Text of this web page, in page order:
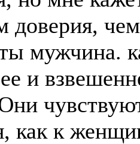
доверия,
мужчина.
и
как к